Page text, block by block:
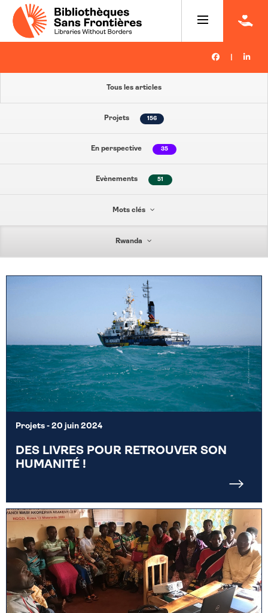
Tous les articles
Projets 156
En perspective 35
Evènements 51
Mots clés
Rwanda
Projets - 20 juin 2024
DES LIVRES POUR RETROUVER SON
HUMANITÉ !